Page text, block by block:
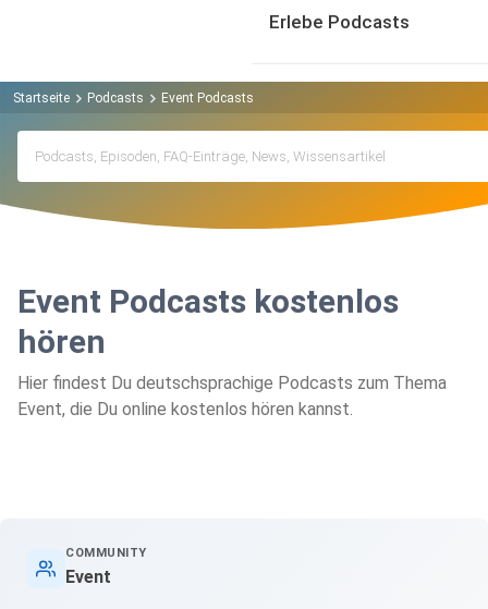
Erlebe Podcasts
Startseite Podcasts Event Podcasts
Event Podcasts kostenlos
hören
Hier findest Du deutschsprachige Podcasts zum Thema
Event, die Du online kostenlos hören kannst.
COMMUNITY
Event